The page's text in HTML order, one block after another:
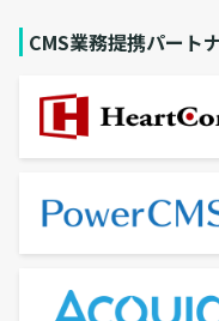
CMS業務提携パート